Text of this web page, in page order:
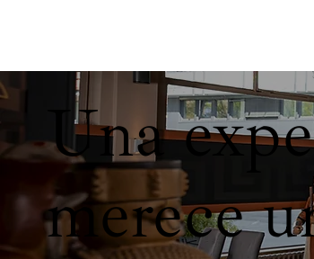
Una
merece